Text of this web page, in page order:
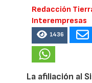
Redacción
Interempresas
1436
La afiliación al